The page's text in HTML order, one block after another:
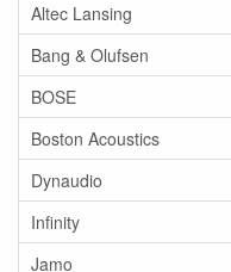
Altec Lansing
Bang & Olufsen
BOSE
Boston Acoustics
Dynaudio
Infinity
Jamo